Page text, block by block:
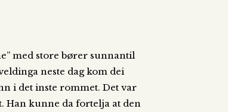
med store bører sunnantil
neste dag kom dei
i det inste rommet. Det var
Han kunne da fortelja at den